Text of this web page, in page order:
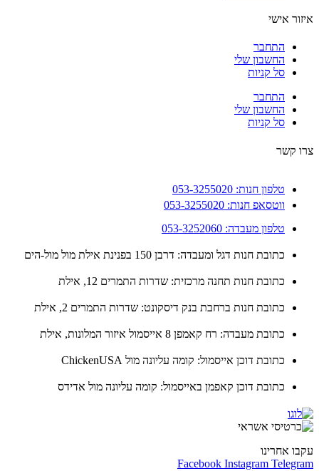
אישי
התחבר
החשבון שלי
סל קניות
התחבר
החשבון שלי
סל קניות
קשר
טלפון חנות: 053-3255020
ווטסאפ חנות: 053-3255020
טלפון מעבדה: 053-3252060
כתובת חנות דגל ומעבדה: דרבן 150 בפנינת אילת מול מול-הים
כתובת חנות תחנה מרכזית: שדרות התמרים 12, אילת
כתובת חנות ברחבת בנק דיסקונט: שדרות התמרים 2, אילת
כתובת מעבדה: רח קאמפן 8 אייסמול איזור המלונות, אילת
כתובת דוכן אייסמול: קומה עליונה מול ChickenUSA
כתובת דוכן קאפמן באייסמול: קומה עליונה מול אדידס
אחרינו
Facebook Instagram